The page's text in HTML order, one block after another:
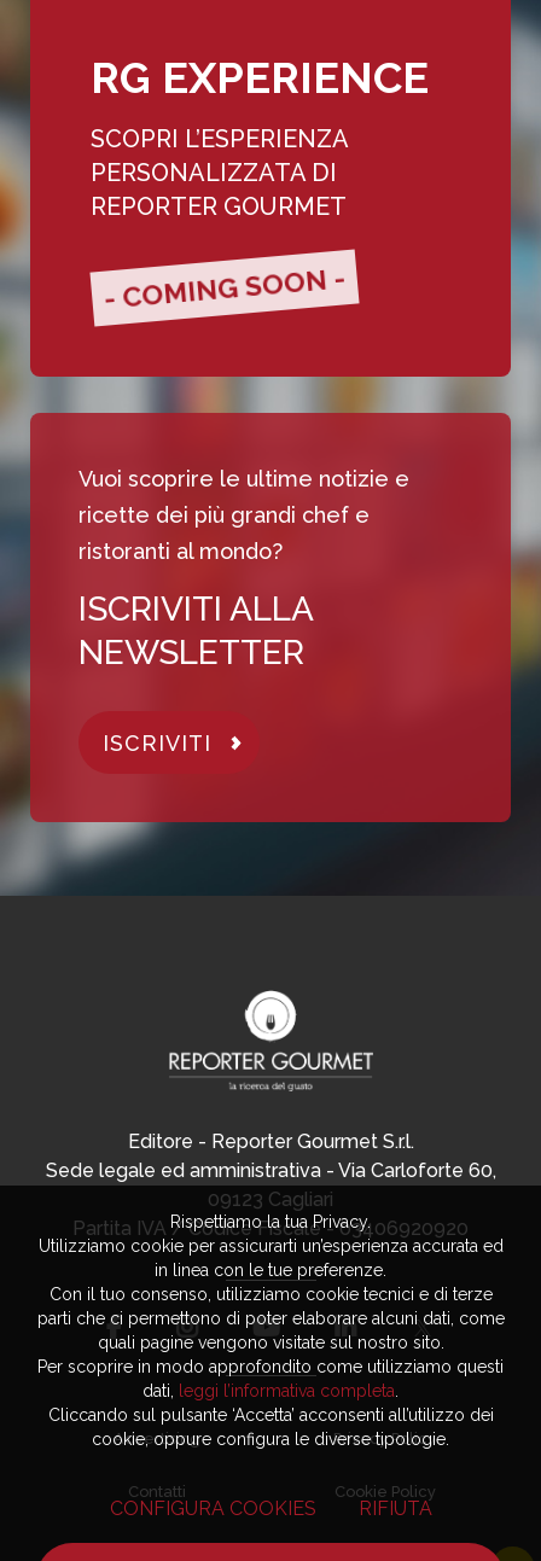
RG EXPERIENCE
SCOPRI L’ESPERIENZA
PERSONALIZZATA DI
REPORTER GOURMET
- COMING SOON -
Vuoi scoprire le ultime notizie e
ricette dei più grandi chef e
ristoranti al mondo?
ISCRIVITI ALLA
NEWSLETTER
ISCRIVITI
Editore - Reporter Gourmet S.r.l.
Sede legale ed amministrativa - Via Carloforte 60,
09123 Cagliari
Partita IVA / Codice Fiscale - 03406920920
Advertising
Contatti
Privacy Policy
Cookie Policy
Rispettiamo la tua Privacy.
Utilizziamo cookie per assicurarti un’esperienza accurata ed
in linea con le tue preferenze.
Con il tuo consenso, utilizziamo cookie tecnici e di terze
parti che ci permettono di poter elaborare alcuni dati, come
quali pagine vengono visitate sul nostro sito.
Per scoprire in modo approfondito come utilizziamo questi
dati,
leggi l’informativa completa
Cliccando sul pulsante ‘Accetta’ acconsenti all’utilizzo dei
cookie, oppure configura le diverse tipologie.
CONFIGURA COOKIES RIFIUTA